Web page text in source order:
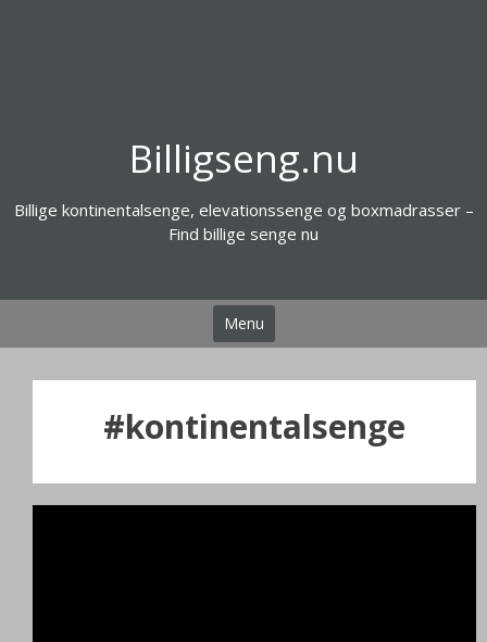
Billigseng.nu
Billige kontinentalsenge, elevationssenge og boxmadrasser –
Find billige senge nu
Menu
#kontinentalsenge